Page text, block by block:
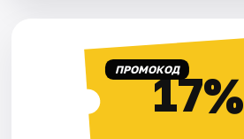
ПРОМОКОД17%